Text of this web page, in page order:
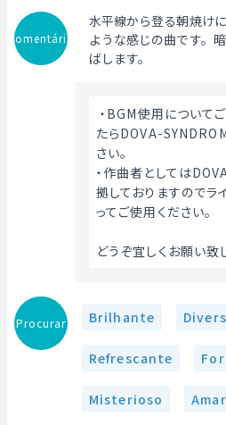
Comentário
水平線から登る朝焼け
ような感じの曲です。
ばします。
たらDOVA-
さい。
・作曲者としては
拠しておりますので
ってご使用ください。
どうぞ宜しくお願い致
Procurar Brilhante
Refrescante
Misterioso